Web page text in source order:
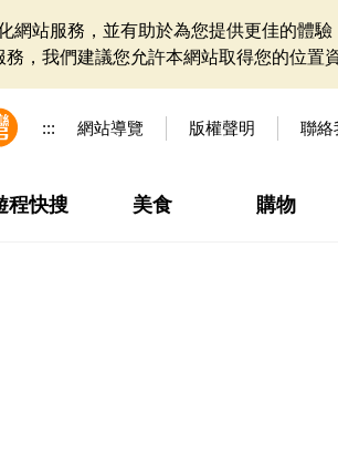
網站服務，並有助於為您提供更佳的體
，我們建議您允許本網站取得您的位置
::: 網站導覽 版權聲明 聯絡
程快搜 美食 購物